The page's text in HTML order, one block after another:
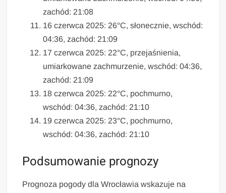
zachód: 21:08
16 czerwca 2025: 26°C, słonecznie, wschód:
04:36, zachód: 21:09
17 czerwca 2025: 22°C, przejaśnienia,
umiarkowane zachmurzenie, wschód: 04:36,
zachód: 21:09
18 czerwca 2025: 22°C, pochmurno,
wschód: 04:36, zachód: 21:10
19 czerwca 2025: 23°C, pochmurno,
wschód: 04:36, zachód: 21:10
Podsumowanie prognozy
Prognoza pogody dla Wrocławia wskazuje na